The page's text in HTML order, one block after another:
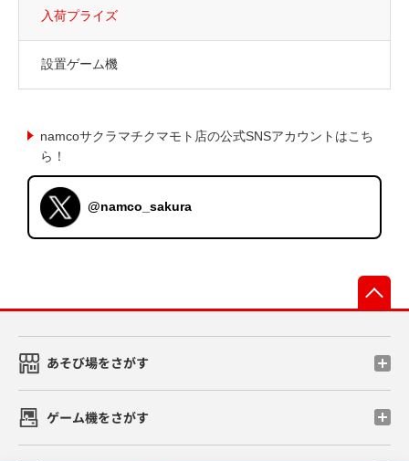
入荷プライズ
設置ゲーム機
namcoサクラマチクマモト店の公式SNSアカウントはこち
ら！
@namco_sakura
あそび場をさがす
ゲーム機をさがす